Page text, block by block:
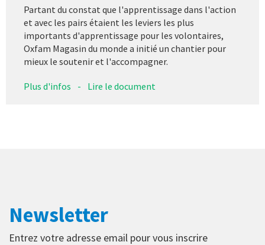
Partant du constat que l'apprentissage dans l'action
et avec les pairs étaient les leviers les plus
importants d'apprentissage pour les volontaires,
Oxfam Magasin du monde a initié un chantier pour
mieux le soutenir et l'accompagner.
Plus d'infos - Lire le document
Newsletter
Entrez votre adresse email pour vous inscrire